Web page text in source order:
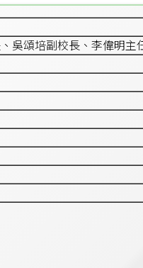
吳頌培副校長、李偉明